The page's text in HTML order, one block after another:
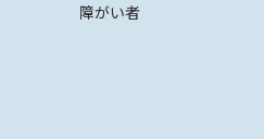
障がい者